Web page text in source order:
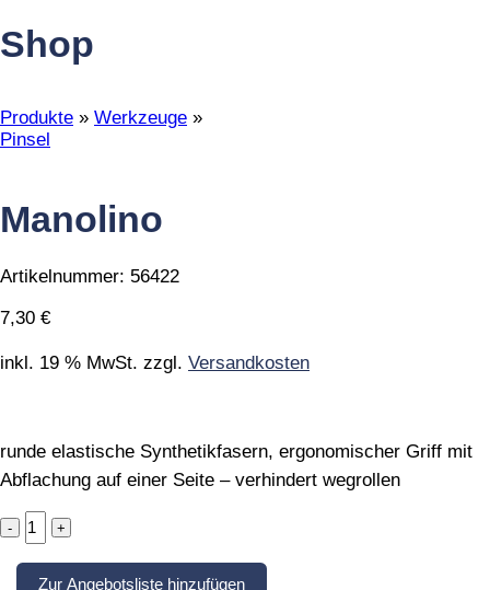
Shop
Produkte » Werkzeuge »
Pinsel
Manolino
Artikelnummer: 56422
7,30 €
inkl. 19 % MwSt. zzgl. Versandkosten
runde elastische Synthetikfasern, ergonomischer Griff mit
Abflachung auf einer Seite – verhindert wegrollen
Manolino
quantity
Zur Angebotsliste hinzufügen